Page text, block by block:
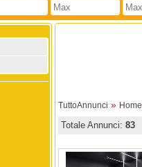
TuttoAnnunci » Home
Totale Annunci: 83